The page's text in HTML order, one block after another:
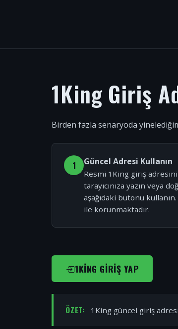
1King Giriş
Birden fazla senaryoda
1 Güncel Adresi Kullanın
Resmi 1King giriş adresini
tarayıcınıza yazın veya
aşağıdaki butonu
ile korunmaktadır.
1KING GIRIŞ YAP
ÖZET: 1King güncel giriş